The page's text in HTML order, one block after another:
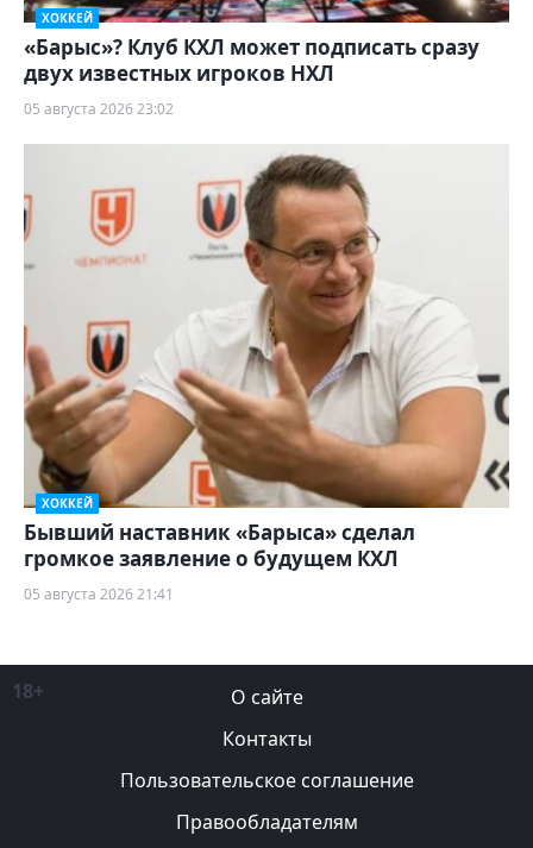
ХОККЕЙ
«Барыс»? Клуб КХЛ может подписать сразу
двух известных игроков НХЛ
05 августа 2026 23:02
ХОККЕЙ
Бывший наставник «Барыса» сделал
громкое заявление о будущем КХЛ
05 августа 2026 21:41
18+
О сайте
Контакты
Пользовательское соглашение
Правообладателям